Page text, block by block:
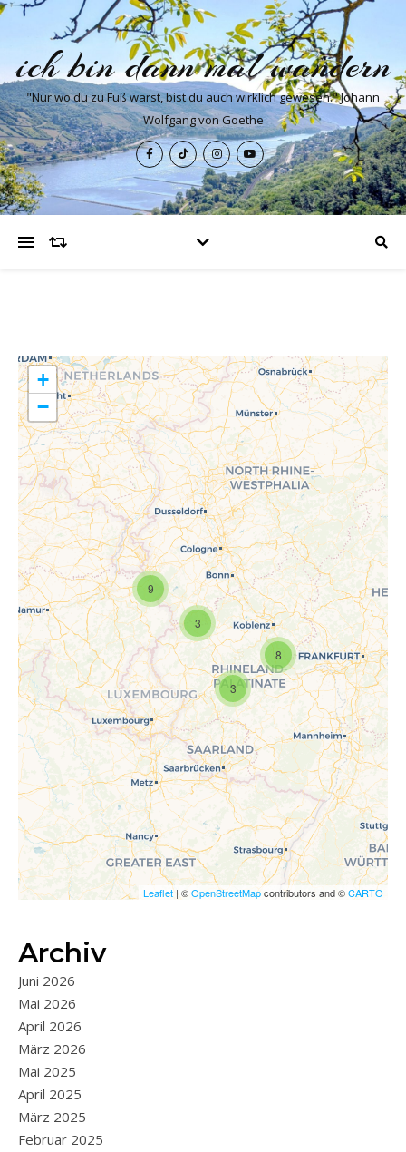
ich bin dann mal wandern
"Nur wo du zu Fuß warst, bist du auch wirklich gewesen." Johann
Wolfgang von Goethe
Travelers' Map wird geladen …
Wenn du dies siehst, nachdem
deine Seite vollständig geladen
wurde, fehlen leafletJS-Dateien.
3
8
3
9
+
−
Leaflet| ©OpenStreetMapcontributors and ©CARTO
Archiv
Juni 2026
Mai 2026
April 2026
März 2026
Mai 2025
April 2025
März 2025
Februar 2025